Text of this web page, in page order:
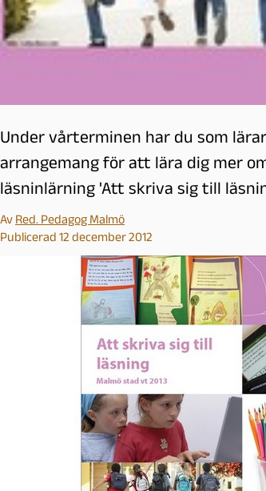
Under vårterminen har du som
arrangemang för att lära dig mer
läsninlärning 'Att skriva sig till
Av Red. Pedagog Malmö
Publicerad 12 december 2012